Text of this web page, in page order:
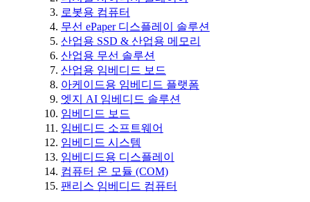
로봇용 컴퓨터
무선 ePaper 디스플레이 솔루션
산업용 SSD & 산업용 메모리
산업용 무선 솔루션
산업용 임베디드 보드
아케이드용 임베디드 플랫폼
엣지 AI 임베디드 솔루션
임베디드 보드
임베디드 소프트웨어
임베디드 시스템
임베디드용 디스플레이
컴퓨터 온 모듈 (COM)
팬리스 임베디드 컴퓨터